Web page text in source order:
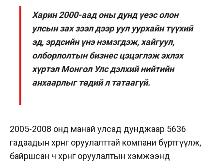
Харин 2000-аад оны дунд үеэс олон
улсын зах зээл дээр уул уурхайн түүхий
эд, эрдсийн үнэ нэмэгдэж, хайгуул,
олборлолтын бизнес цэцэглэж эхлэх
хүртэл Монгол Улс дэлхий нийтийн
анхаарлыг төдий л татаагүй.
2005-2008 онд манай улсад дунджаар 5636
гадаадын хөрөнгө оруулалттай компани бүртгүүлж,
байршсан ч хөрөнгө оруулалтын хэмжээнд